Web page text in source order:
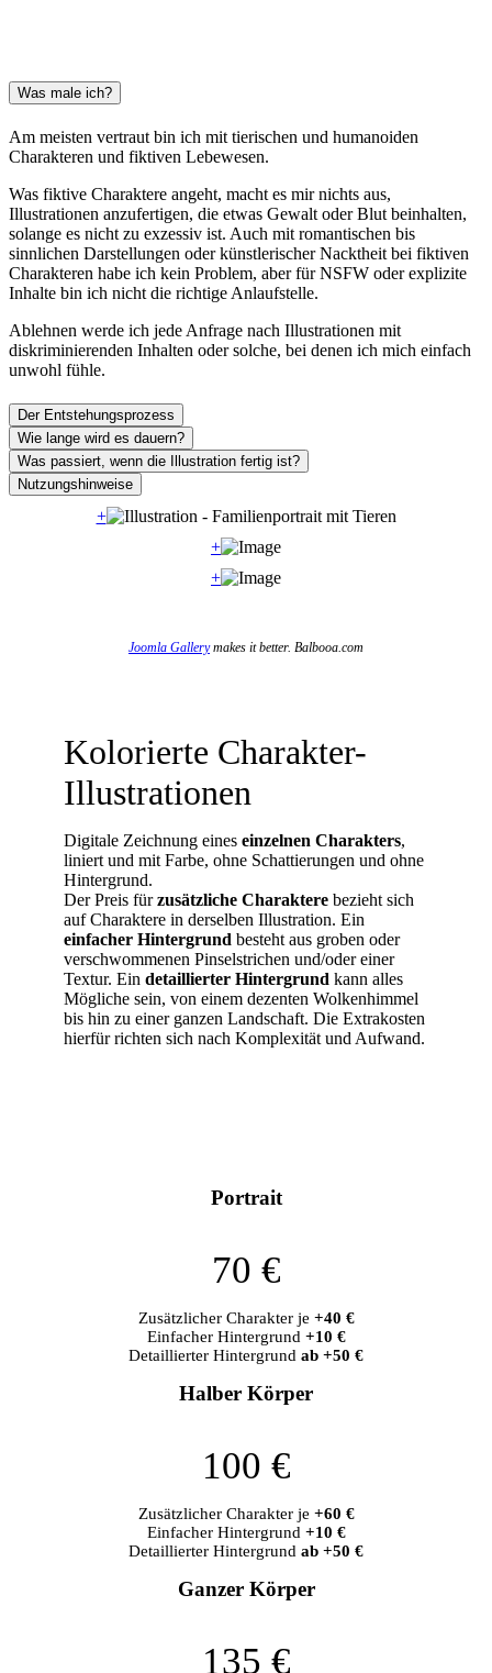
Was male ich?
Am meisten vertraut bin ich mit tierischen und humanoiden
Charakteren und fiktiven Lebewesen.
Was fiktive Charaktere angeht, macht es mir nichts aus,
Illustrationen anzufertigen, die etwas Gewalt oder Blut beinhalten,
solange es nicht zu exzessiv ist. Auch mit romantischen bis
sinnlichen Darstellungen oder künstlerischer Nacktheit bei fiktiven
Charakteren habe ich kein Problem, aber für NSFW oder explizite
Inhalte bin ich nicht die richtige Anlaufstelle.
Ablehnen werde ich jede Anfrage nach Illustrationen mit
diskriminierenden Inhalten oder solche, bei denen ich mich einfach
unwohl fühle.
Der Entstehungsprozess
Wie lange wird es dauern?
Was passiert, wenn die Illustration fertig ist?
Nutzungshinweise
+
+
+
Joomla Gallerymakes it better. Balbooa.com
Kolorierte Charakter-
Illustrationen
Digitale Zeichnung eines einzelnen Charakters,
liniert und mit Farbe, ohne Schattierungen und ohne
Hintergrund.
Der Preis fürzusätzliche Charaktere bezieht sich
auf Charaktere in derselben Illustration. Ein
einfacher Hintergrund besteht aus groben oder
verschwommenen Pinselstrichen und/oder einer
Textur. Ein detaillierter Hintergrund kann alles
Mögliche sein, von einem dezenten Wolkenhimmel
bis hin zu einer ganzen Landschaft. Die Extrakosten
hierfür richten sich nach Komplexität und Aufwand.
Portrait
70 €
Zusätzlicher Charakter je +40 €
Einfacher Hintergrund +10 €
Detaillierter Hintergrund ab +50 €
Halber Körper
100 €
Zusätzlicher Charakter je +60 €
Einfacher Hintergrund +10 €
Detaillierter Hintergrund ab +50 €
Ganzer Körper
135 €